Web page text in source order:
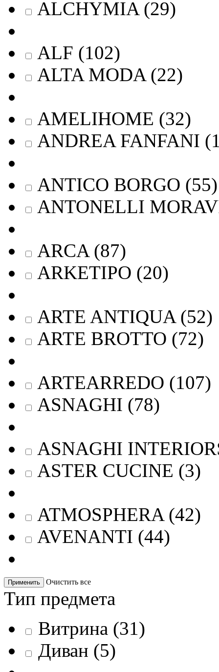
ALCHYMIA (29)
ALF (102)
ALTA MODA (22)
AMELIHOME (32)
ANDREA FANFANI (
ANTICO BORGO (55)
ANTONELLI
ARCA (87)
ARKETIPO (20)
ARTE ANTIQUA (52)
ARTE BROTTO (72)
ARTEARREDO (107)
ASNAGHI (78)
ASNAGHI
ASTER CUCINE (3)
ATMOSPHERA (42)
AVENANTI (44)
Применить Очистить все
Тип предмета
Витрина (31)
Диван (5)